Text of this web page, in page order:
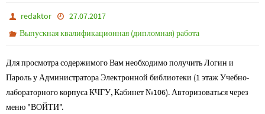
redaktor
27.07.2017
Выпускная квалификационная (дипломная) работа
Для просмотра содержимого Вам необходимо получить Логин и
Пароль у Администратора Электронной библиотеки (1 этаж Учебно-
лабораторного корпуса КЧГУ, Кабинет №106). Авторизоваться через
меню "ВОЙТИ".